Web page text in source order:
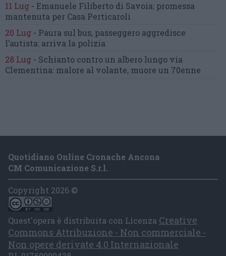
11 Lug - Emanuele Filiberto di Savoia: promessa
mantenuta per Casa Perticaroli
20 Lug - Paura sul bus, passeggero aggredisce
l’autista: arriva la polizia
28 Lug - Schianto contro un albero lungo via
Clementina: malore al volante, muore un 70enne
Quotidiano Online Cronache Ancona
CM Comunicazione S.r.l.
Copyright 2026 ©
Quest'opera è distribuita con Licenza Creative
Commons Attribuzione - Non commerciale -
Non opere derivate 4.0 Internazionale